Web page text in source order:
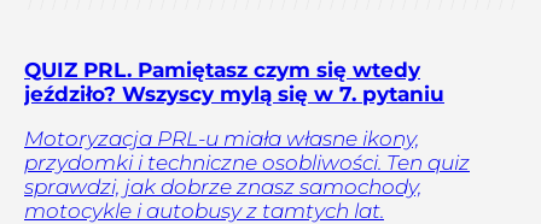
QUIZ PRL. Pamiętasz czym się wtedy
jeździło? Wszyscy mylą się w 7. pytaniu
Motoryzacja PRL-u miała własne ikony,
przydomki i techniczne osobliwości. Ten quiz
sprawdzi, jak dobrze znasz samochody,
motocykle i autobusy z tamtych lat.